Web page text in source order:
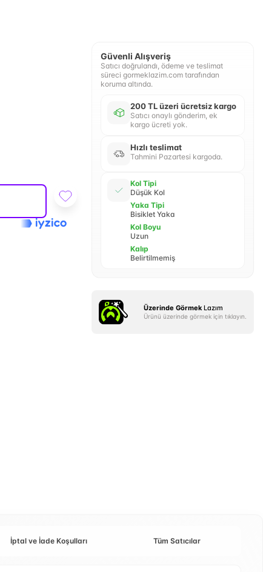
Güvenli Alışveriş
Satıcı doğrulandı, ödeme ve teslimat
süreci gormeklazim.com tarafından
koruma altında.
200 TL üzeri ücretsiz kargo
Satıcı onaylı gönderim, ek
kargo ücreti yok.
Hızlı teslimat
Tahmini Pazartesi kargoda.
Kol Tipi
Düşük Kol
Yaka Tipi
Bisiklet Yaka
Kol Boyu
Uzun
Kalıp
Belirtilmemiş
Üzerinde Görmek Lazım
Ürünü üzerinde görmek için tıklayın.
İptal ve İade Koşulları Tüm Satıcılar